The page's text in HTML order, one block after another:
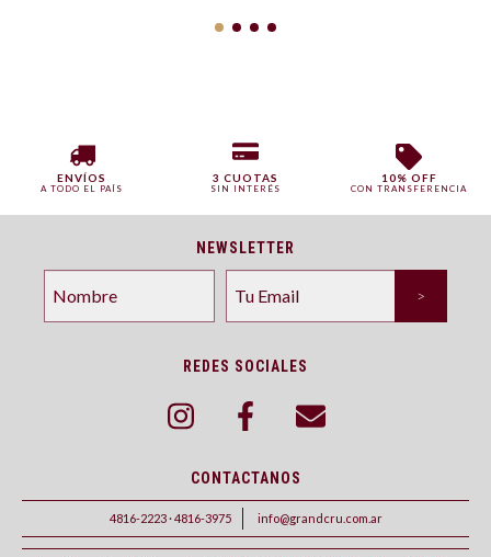
ENVÍOS
A TODO EL PAÍS
3 CUOTAS
SIN INTERÉS
10% OFF
CON TRANSFERENCIA
NEWSLETTER
REDES SOCIALES
CONTACTANOS
4816-2223 · 4816-3975 info@grandcru.com.ar